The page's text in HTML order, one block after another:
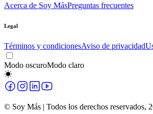
Acerca de Soy MásPreguntas frecuentes
Legal
Términos y condicionesAviso de privacidad
Modo oscuroModo claro
© Soy Más | Todos los derechos reservados,